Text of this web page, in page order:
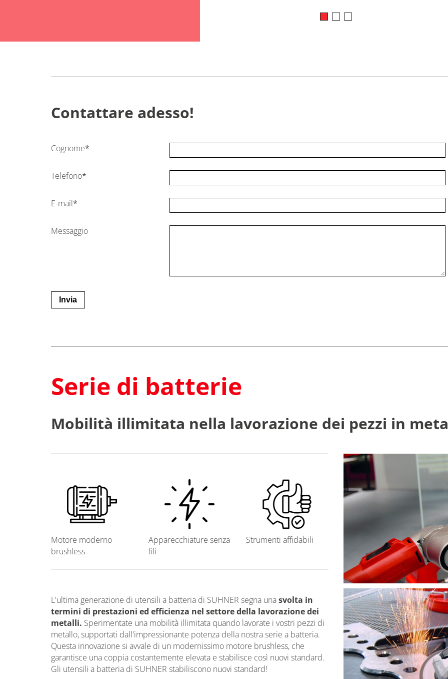
Contattare adesso!
Cognome*
Telefono*
E-mail*
Messaggio
Serie di batterie
Mobilità illimitata nella lavorazione dei pezzi in
Motore moderno
brushless
Apparecchiature senza
fili
Strumenti affidabili
L'ultima generazione di utensili a batteria di SUHNER segna unasvolta in
termini di prestazioni ed efficienza nel settore della lavorazione dei
metalli. Sperimentate una mobilità illimitata quando lavorate i vostri pezzi di
metallo, supportati dall'impressionante potenza della nostra serie a batteria.
Questa innovazione si avvale di un modernissimo motore brushless, che
garantisce una coppia costantemente elevata e stabilisce così nuovi standard.
Gli utensili a batteria di SUHNER stabiliscono nuovi standard!